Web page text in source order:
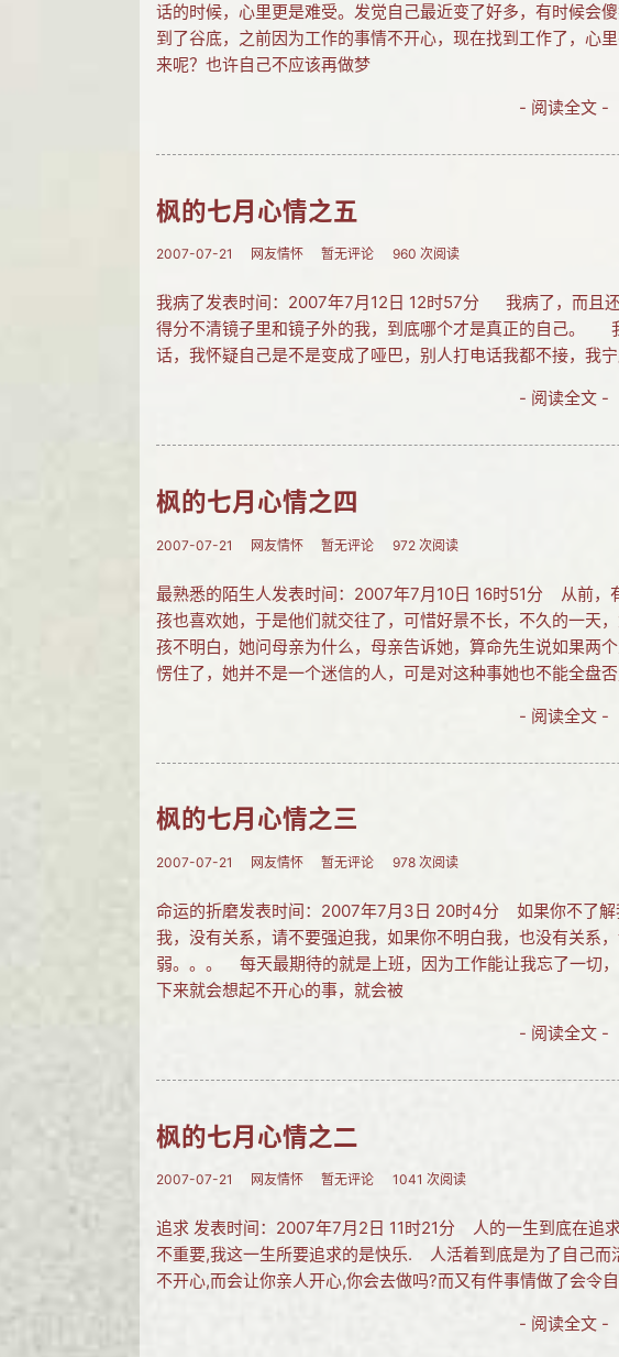
话的时候，心里更是难受。发觉自己最近变了好多，有时候会
到了谷底，之前因为工作的事情不开心，现在找到工作了，心
来呢？也许自己不应该再做梦
- 阅读全文 -
枫的七月心情之五
2007-07-21 网友情怀 暂无评论 960 次阅读
我病了发表时间：2007年7月12日 12时57分 我病了，而且
得分不清镜子里和镜子外的我，到底哪个才是真正的自己。
话，我怀疑自己是不是变成了哑巴，别人打电话我都不接，我
- 阅读全文 -
枫的七月心情之四
2007-07-21 网友情怀 暂无评论 972 次阅读
最熟悉的陌生人发表时间：2007年7月10日 16时51分 从前，
孩也喜欢她，于是他们就交往了，可惜好景不长，不久的一天
孩不明白，她问母亲为什么，母亲告诉她，算命先生说如果两
愣住了，她并不是一个迷信的人，可是对这种事她也不能全盘否
- 阅读全文 -
枫的七月心情之三
2007-07-21 网友情怀 暂无评论 978 次阅读
命运的折磨发表时间：2007年7月3日 20时4分 如果你不了解
我，没有关系，请不要强迫我，如果你不明白我，也没有关系
弱。。。 每天最期待的就是上班，因为工作能让我忘了一切
下来就会想起不开心的事，就会被
- 阅读全文 -
枫的七月心情之二
2007-07-21 网友情怀 暂无评论 1041 次阅读
追求 发表时间：2007年7月2日 11时21分 人的一生到底在追
不重要,我这一生所要追求的是快乐. 人活着到底是为了自己而
不开心,而会让你亲人开心,你会去做吗?而又有件事情做了会令
- 阅读全文 -